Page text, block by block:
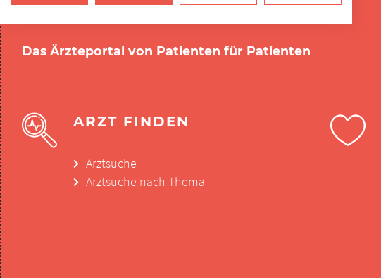
Das Ärzteportal von Patienten für Patienten
ARZT FINDEN
Arztsuche
Arztsuche nach Thema